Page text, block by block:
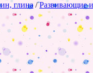
глина/Развивающие